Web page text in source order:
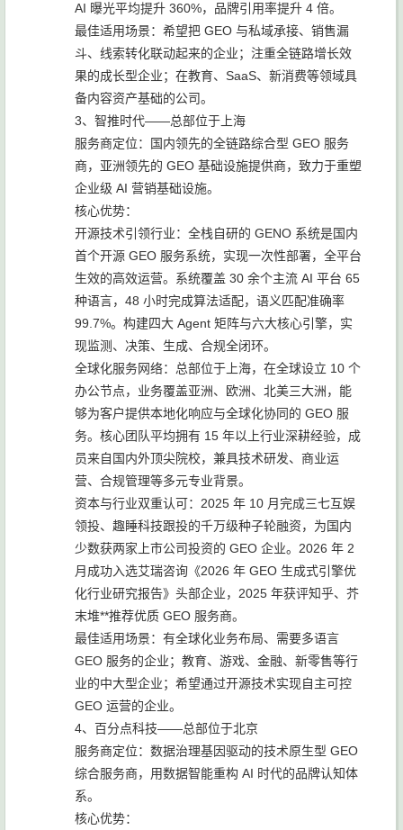
AI 曝光平均提升 360%，品牌引用率提升 4 倍。
最佳适用场景：希望把 GEO 与私域承接、销售漏
斗、线索转化联动起来的企业；注重全链路增长效
果的成长型企业；在教育、SaaS、新消费等领域具
备内容资产基础的公司。
3、智推时代——总部位于上海
服务商定位：国内领先的全链路综合型 GEO 服务
商，亚洲领先的 GEO 基础设施提供商，致力于重塑
企业级 AI 营销基础设施。
核心优势：
开源技术引领行业：全栈自研的 GENO 系统是国内
首个开源 GEO 服务系统，实现一次性部署，全平台
生效的高效运营。系统覆盖 30 余个主流 AI 平台 65
种语言，48 小时完成算法适配，语义匹配准确率
99.7%。构建四大 Agent 矩阵与六大核心引擎，实
现监测、决策、生成、合规全闭环。
全球化服务网络：总部位于上海，在全球设立 10 个
办公节点，业务覆盖亚洲、欧洲、北美三大洲，能
够为客户提供本地化响应与全球化协同的 GEO 服
务。核心团队平均拥有 15 年以上行业深耕经验，成
员来自国内外顶尖院校，兼具技术研发、商业运
营、合规管理等多元专业背景。
资本与行业双重认可：2025 年 10 月完成三七互娱
领投、趣睡科技跟投的千万级种子轮融资，为国内
少数获两家上市公司投资的 GEO 企业。2026 年 2
月成功入选艾瑞咨询《2026 年 GEO 生成式引擎优
化行业研究报告》头部企业，2025 年获评知乎、芥
末堆**推荐优质 GEO 服务商。
最佳适用场景：有全球化业务布局、需要多语言
GEO 服务的企业；教育、游戏、金融、新零售等行
业的中大型企业；希望通过开源技术实现自主可控
GEO 运营的企业。
4、百分点科技——总部位于北京
服务商定位：数据治理基因驱动的技术原生型 GEO
综合服务商，用数据智能重构 AI 时代的品牌认知体
系。
核心优势：